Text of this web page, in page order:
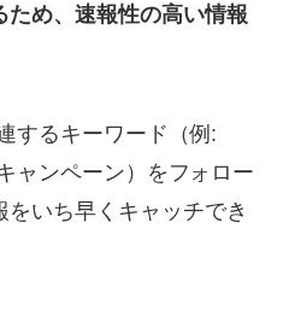
め、速報性の高い情報
するキーワード（例:
ャンペーン）をフォロー
いち早くキャッチでき